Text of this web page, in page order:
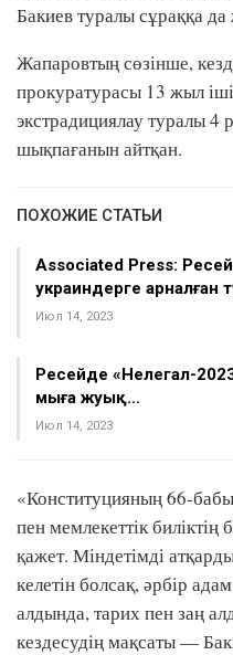
Бакиев туралы сұраққа
Жапаровтың сөзінше,
прокуратурасы 13 жыл
экстрадициялау туралы 4
шықпағанын айтқан.
ПОХОЖИЕ СТАТЬИ
Associated Press:
украиндерге арналған
Июл 14, 2023
Ресейде «Нелегал-
мыңға жуық…
Июл 14, 2023
«Конституцияның 66-
пен мемлекеттік биліктің
қажет. Міндетімді
келетін болсақ, әрбір
алдында, тарих пен заң
кездесудің мақсаты —